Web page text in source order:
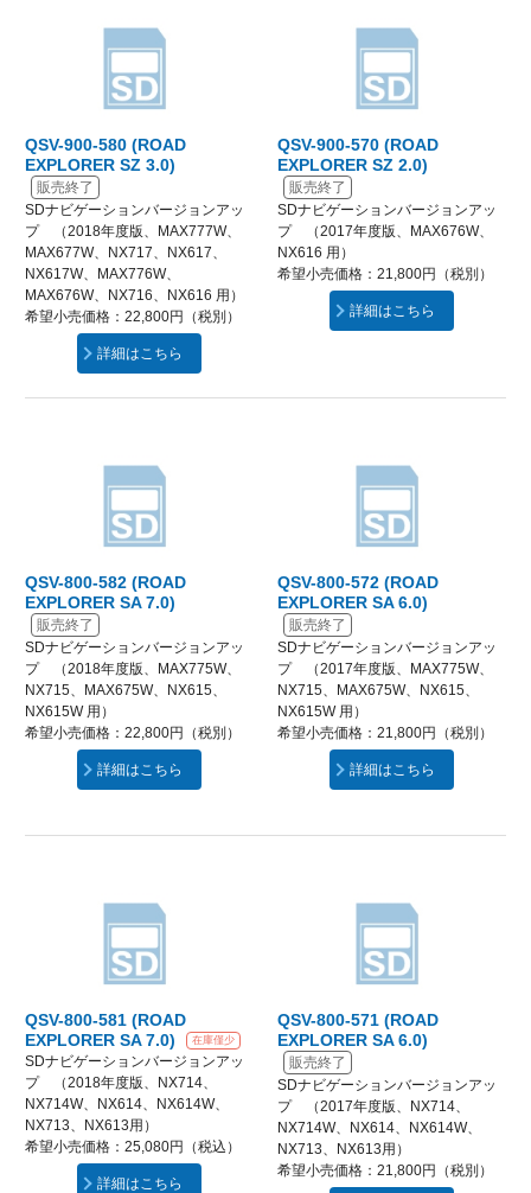
QSV-900-580 (ROAD
EXPLORER SZ 3.0)
販売終了
SDナビゲーションバージョンアッ
プ （2018年度版、MAX777W、
MAX677W、NX717、NX617、
NX617W、MAX776W、
MAX676W、NX716、NX616 用）
希望小売価格：22,800円（税別）
詳細はこちら
QSV-900-570 (ROAD
EXPLORER SZ 2.0)
販売終了
SDナビゲーションバージョンアッ
プ （2017年度版、MAX676W、
NX616 用）
希望小売価格：21,800円（税別）
詳細はこちら
QSV-800-582 (ROAD
EXPLORER SA 7.0)
販売終了
SDナビゲーションバージョンアッ
プ （2018年度版、MAX775W、
NX715、MAX675W、NX615、
NX615W 用）
希望小売価格：22,800円（税別）
詳細はこちら
QSV-800-572 (ROAD
EXPLORER SA 6.0)
販売終了
SDナビゲーションバージョンアッ
プ （2017年度版、MAX775W、
NX715、MAX675W、NX615、
NX615W 用）
希望小売価格：21,800円（税別）
詳細はこちら
QSV-800-581 (ROAD
EXPLORER SA 7.0)
在庫僅少
SDナビゲーションバージョンアッ
プ （2018年度版、NX714、
NX714W、NX614、NX614W、
NX713、NX613用）
希望小売価格：25,080円（税込）
詳細はこちら
QSV-800-571 (ROAD
EXPLORER SA 6.0)
販売終了
SDナビゲーションバージョンアッ
プ （2017年度版、NX714、
NX714W、NX614、NX614W、
NX713、NX613用）
希望小売価格：21,800円（税別）